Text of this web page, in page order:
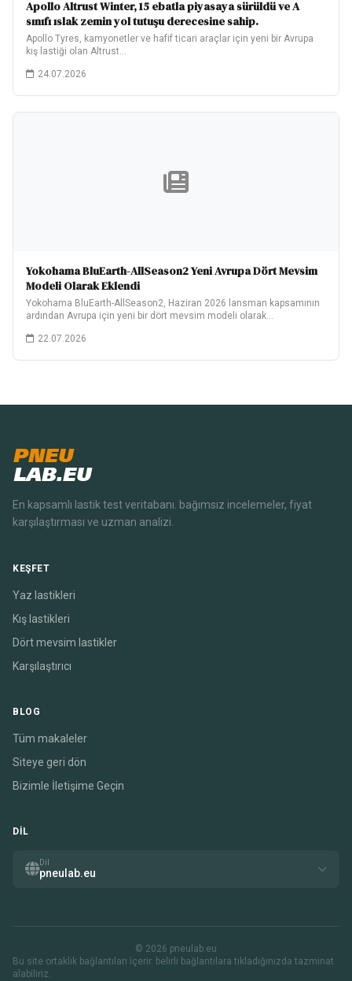
Apollo Altrust Winter, 15 ebatla piyasaya sürüldü ve A
sınıfı ıslak zemin yol tutuşu derecesine sahip.
Apollo Tyres, kamyonetler ve hafif ticari araçlar için yeni bir Avrupa
kış lastiği olan Altrust…
24.07.2026
Yokohama BluEarth-AllSeason2 Yeni Avrupa Dört Mevsim
Modeli Olarak Eklendi
Yokohama BluEarth-AllSeason2, Haziran 2026 lansman kapsamının
ardından Avrupa için yeni bir dört mevsim modeli olarak…
22.07.2026
PNEU
LAB.EU
En kapsamlı lastik test veritabanı. bağımsız incelemeler, fiyat
karşılaştırması ve uzman analizi.
KEŞFET
Yaz lastikleri
Kış lastikleri
Dört mevsim lastikler
Karşılaştırıcı
BLOG
Tüm makaleler
Siteye geri dön
Bizimle İletişime Geçin
DIL
Dil
pneulab.eu
© 2026 pneulab.eu
Bu site ortaklık bağlantıları içerir. belirli bağlantılara tıkladığınızda tazminat
alabiliriz.